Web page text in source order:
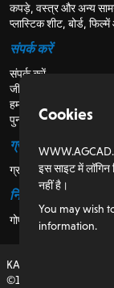
कपड़े, वस्त्र और अन्य
प्लास्टिक शीट, बोर्ड,
संपर्क करें
संपर्क करें
जीविका
हमारे बारे में
पुनर्विक्रेताओं के लिए
ग्राहकों के लिए
ग्राहक पोर्टल
नियामक
गोपनीयता और कुकी नीति
KASEMAKE, यूके में
©1987-2026 AG/CAD
Cookies
इस साइट में लॉगिन
नहीं है।
You may wish
information.